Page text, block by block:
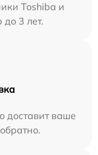
Toshiba и
до 3 лет.
доставит ваше